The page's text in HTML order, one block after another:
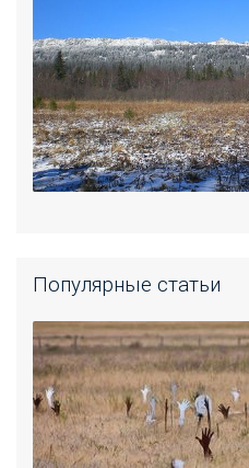
Популярные статьи